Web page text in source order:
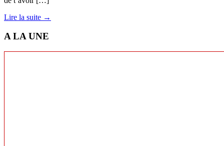
Lire la suite →
A LA UNE